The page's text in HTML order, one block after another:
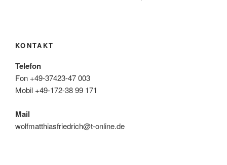
KONTAKT
Telefon
Fon +49-37423-47 003
Mobil +49-172-38 99 171
Mail
wolfmatthiasfriedrich@t-online.de